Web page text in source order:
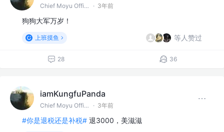
Chief Moyu Officer @某IT公司 · 3年前
狗狗大军万岁！
上班摸鱼 等人赞过
28 36
iamKungfuPanda
Chief Moyu Officer @某IT公司 · 3年前
#你是退税还是补税# 退3000，美滋滋